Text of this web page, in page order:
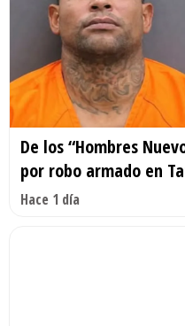
De los “Hombres
por robo armado en
Hace 1 día